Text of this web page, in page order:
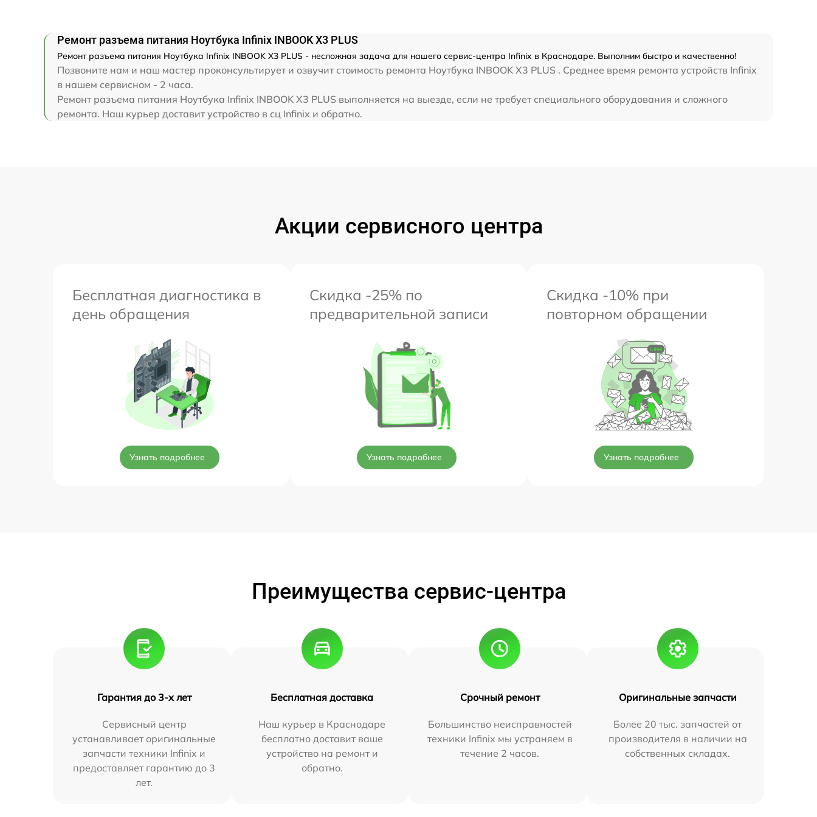
Замена корпуса
Замена тачпада
Увеличение оперативной памяти
Ремонт разъема питания Ноутбука Infinix INBOOK X3 PLUS
Ремонт разъема питания Ноутбука Infinix INBOOK X3 PLUS - несложная задача для нашего сервис-центра Infinix в Краснодаре. Выполним быстро и качественно!
Позвоните нам и наш мастер проконсультирует и озвучит стоимость ремонта Ноутбука INBOOK X3 PLUS . Среднее время ремонта устройств Infinix
в нашем сервисном - 2 часа.
Ремонт разъема питания Ноутбука Infinix INBOOK X3 PLUS выполняется на выезде, если не требует специального оборудования и сложного
ремонта. Наш курьер доставит устройство в сц Infinix и обратно.
Акции сервисного центра
Бесплатная диагностика в
день обращения
Узнать подробнее
Скидка -25% по
предварительной записи
Узнать подробнее
Скидка -10% при
повторном обращении
Узнать подробнее
Преимущества сервис-центра
Гарантия до 3-х лет
Сервисный центр
устанавливает оригинальные
запчасти техники Infinix и
предоставляет гарантию до 3
лет.
Бесплатная доставка
Наш курьер в Краснодаре
бесплатно доставит ваше
устройство на ремонт и
обратно.
Срочный ремонт
Большинство неисправностей
техники Infinix мы устраняем в
течение 2 часов.
Оригинальные запчасти
Более 20 тыс. запчастей от
производителя в наличии на
собственных складах.